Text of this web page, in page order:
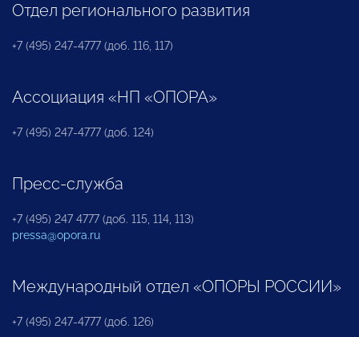
Отдел регионального развития
+7 (495) 247-4777 (доб. 116, 117)
Ассоциация «НП «ОПОРА»
+7 (495) 247-4777 (доб. 124)
Пресс-служба
+7 (495) 247 4777 (доб. 115, 114, 113)
pressa@opora.ru
Международный отдел «ОПОРЫ РОССИИ»
+7 (495) 247-4777 (доб. 126)